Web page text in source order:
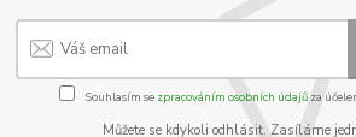
Souhlasím se zpracováním osobních údajůza
Můžete se kdykoli odhlásit. Zasíláme